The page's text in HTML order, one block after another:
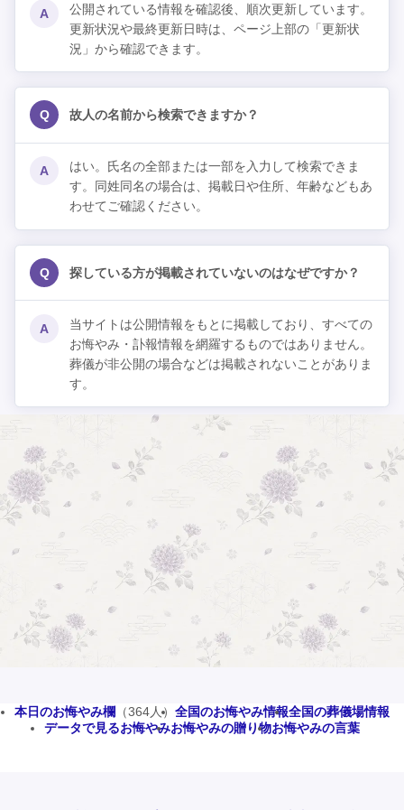
A
公開されている情報を確認後、順次更新しています。
更新状況や最終更新日時は、ページ上部の「更新状
況」から確認できます。
Q 故人の名前から検索できますか？
A
はい。氏名の全部または一部を入力して検索できま
す。同姓同名の場合は、掲載日や住所、年齢などもあ
わせてご確認ください。
Q 探している方が掲載されていないのはなぜですか？
A
当サイトは公開情報をもとに掲載しており、すべての
お悔やみ・訃報情報を網羅するものではありません。
葬儀が非公開の場合などは掲載されないことがありま
す。
本日のお悔やみ欄 （364人） 全国のお悔やみ情報全国の葬儀場情報
データで見るお悔やみお悔やみの贈り物お悔やみの言葉